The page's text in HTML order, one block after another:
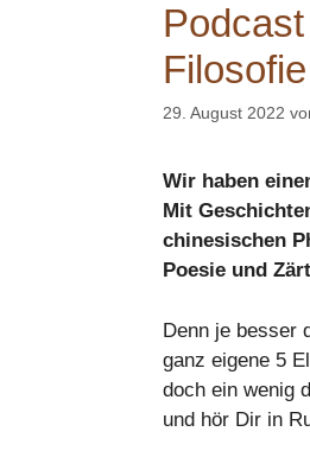
29. August 2022
Wir haben
Mit
chinesischen
Poesie und
Denn je besser
ganz eigene 5
doch ein wenig
und hör Dir in